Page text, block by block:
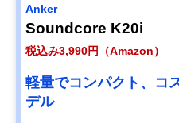
Anker
Soundcore K20i
税込み3,990円（Amazon）
軽量でコンパクト、コ
デル